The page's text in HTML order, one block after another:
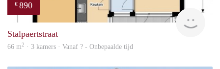
€ 890
Stalpaertstraat
66 m2 · 3 kamers · Vanaf ? - Onbepaalde tijd